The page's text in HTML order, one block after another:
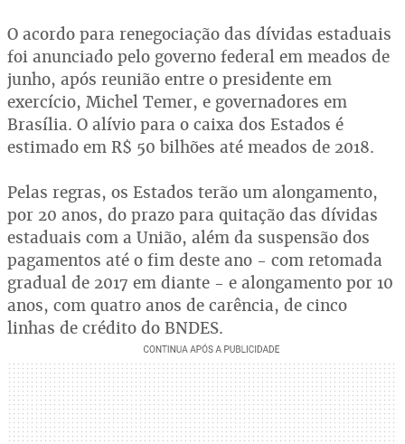
O acordo para renegociação das dívidas estaduais
foi anunciado pelo governo federal em meados de
junho, após reunião entre o presidente em
exercício, Michel Temer, e governadores em
Brasília. O alívio para o caixa dos Estados é
estimado em R$ 50 bilhões até meados de 2018.
Pelas regras, os Estados terão um alongamento,
por 20 anos, do prazo para quitação das dívidas
estaduais com a União, além da suspensão dos
pagamentos até o fim deste ano - com retomada
gradual de 2017 em diante - e alongamento por 10
anos, com quatro anos de carência, de cinco
linhas de crédito do BNDES.